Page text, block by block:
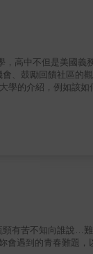
、鼓勵回饋社區的
於在美國的華裔家
的全面性的介紹。
有苦不知向誰說…
會遇到的青春難題，